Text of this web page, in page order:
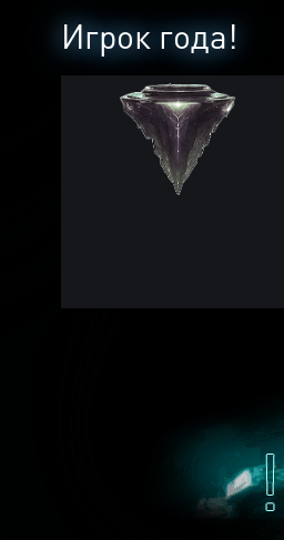
Игрок года!